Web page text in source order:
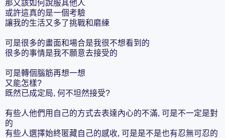
那又該如何說服其他人
或許這真的是一個考驗
讓我的生活又多了挑戰和磨練
可是很多的畫面和場合是我很不想看到的
很多的事情是我不願意去接受的
可是轉個腦筋再想一想
又能怎樣?
既然已成定局, 何不坦然接受?
有些人他們用自己的方式去表達內心的不滿, 可是不一定是對
的
有些人選擇始終匿藏自己的感收, 可是是不是也有忍無可忍的